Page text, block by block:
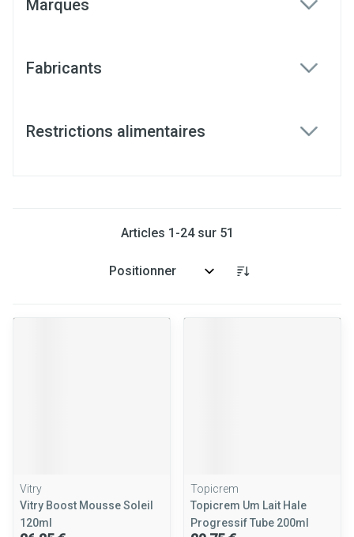
Marques
Fabricants
Restrictions alimentaires
Articles 1 -24sur 51
Trier par:
Vitry
Vitry Boost Mousse Soleil
120ml
Topicrem
Topicrem Um Lait Hale
Progressif Tube 200ml